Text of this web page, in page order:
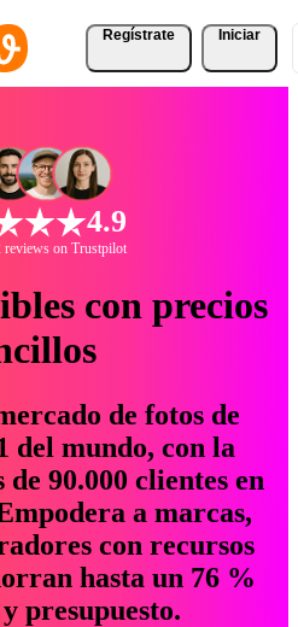
Regístrate Iniciar
4.9
reviews on Trustpilot
con precios
de fotos de
del mundo, con la
90.000 clientes en
a marcas,
con recursos
hasta un 76 %
presupuesto.